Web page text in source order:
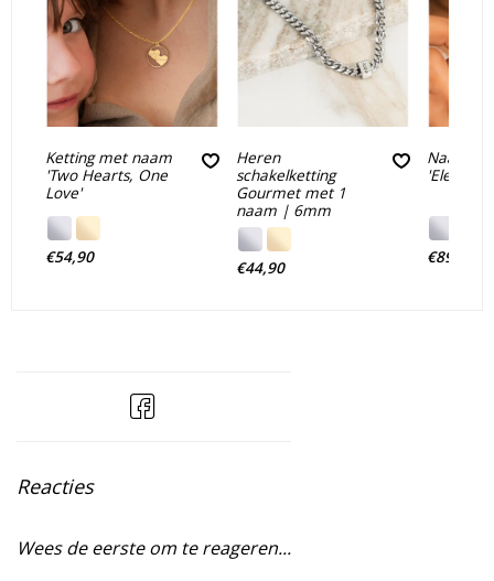
Ketting met naam
'Two Hearts, One
Love'
€54,90
Heren
schakelketting
Gourmet met 1
naam | 6mm
€44,90
'Elegant'
€89,90
Reacties
Wees de eerste om te reageren...